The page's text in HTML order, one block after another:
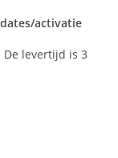
activatie
levertijd is 3